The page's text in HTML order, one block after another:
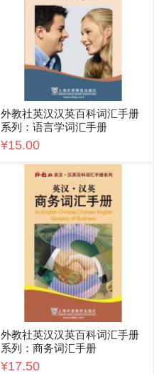
外教社英汉汉英百科词汇手册
系列：语言学词汇手册
¥15.00
外教社英汉汉英百科词汇手册
系列：商务词汇手册
¥17.50